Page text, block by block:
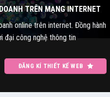
TRÊN MẠNG INTERNET
online trên internet. Đồng hành
đại công nghệ thông tin
ĐĂNG KÍ THIẾT KẾ WEB